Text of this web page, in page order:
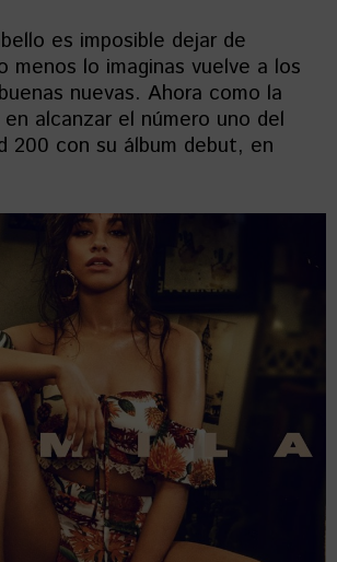
es imposible dejar de
menos lo imaginas vuelve a los
nuevas. Ahora como la
alcanzar el número uno del
200 con su álbum debut, en